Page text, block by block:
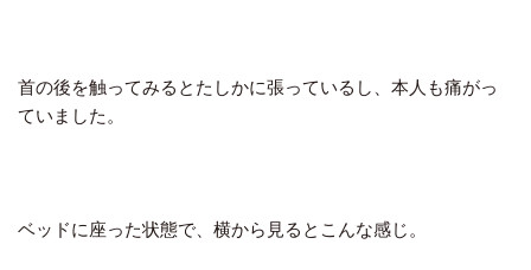
首の後を触ってみるとたしかに張っているし、本人も痛がっ
ていました。
ベッドに座った状態で、横から見るとこんな感じ。